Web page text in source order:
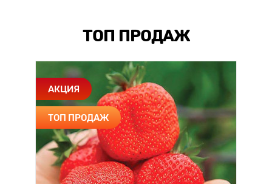
ТОП ПРОДАЖ
АКЦИЯ
ТОП ПРОДАЖ